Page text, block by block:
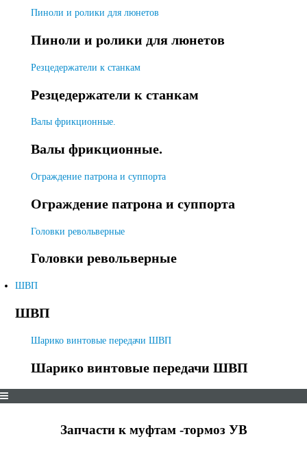
Пиноли и ролики для люнетов
Пиноли и ролики для люнетов
Резцедержатели к станкам
Резцедержатели к станкам
Валы фрикционные.
Валы фрикционные.
Ограждение патрона и суппорта
Ограждение патрона и суппорта
Головки револьверные
Головки револьверные
ШВП
ШВП
Шарико винтовые передачи ШВП
Шарико винтовые передачи ШВП
Запчасти к муфтам -тормоз УВ